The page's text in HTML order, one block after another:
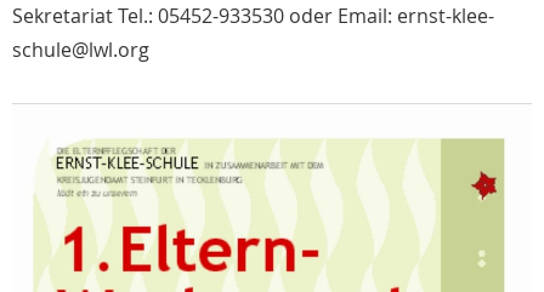
Sekretariat Tel.: 05452-933530 oder Email: ernst-klee-
schule@lwl.org